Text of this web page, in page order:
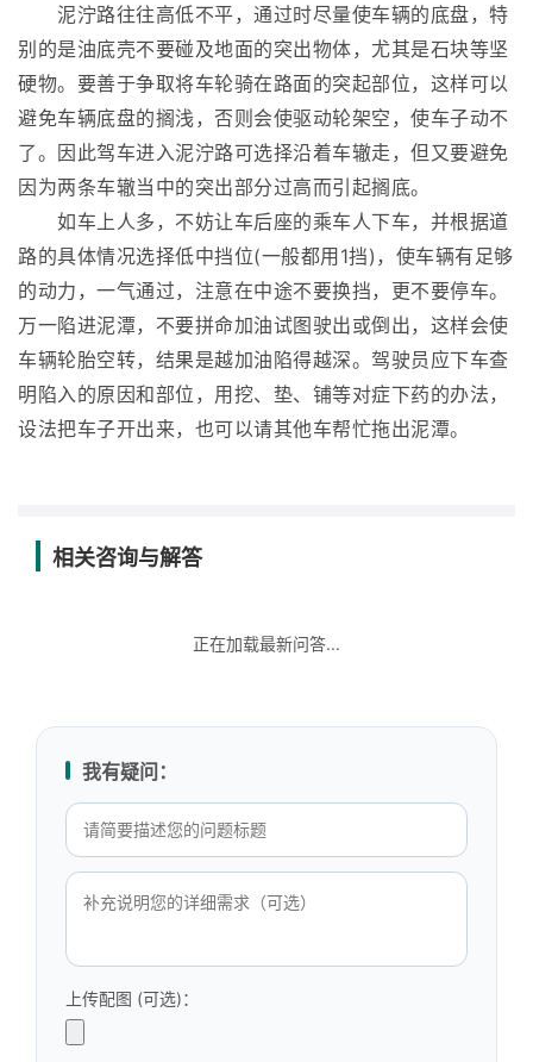
泥泞路往往高低不平，通过时尽量使车辆的底盘，特
别的是油底壳不要碰及地面的突出物体，尤其是石块等坚
硬物。要善于争取将车轮骑在路面的突起部位，这样可以
避免车辆底盘的搁浅，否则会使驱动轮架空，使车子动不
了。因此驾车进入泥泞路可选择沿着车辙走，但又要避免
因为两条车辙当中的突出部分过高而引起搁底。
如车上人多，不妨让车后座的乘车人下车，并根据道
路的具体情况选择低中挡位(一般都用1挡)，使车辆有足够
的动力，一气通过，注意在中途不要换挡，更不要停车。
万一陷进泥潭，不要拼命加油试图驶出或倒出，这样会使
车辆轮胎空转，结果是越加油陷得越深。驾驶员应下车查
明陷入的原因和部位，用挖、垫、铺等对症下药的办法，
设法把车子开出来，也可以请其他车帮忙拖出泥潭。
相关咨询与解答
正在加载最新问答...
我有疑问：
上传配图 (可选)：